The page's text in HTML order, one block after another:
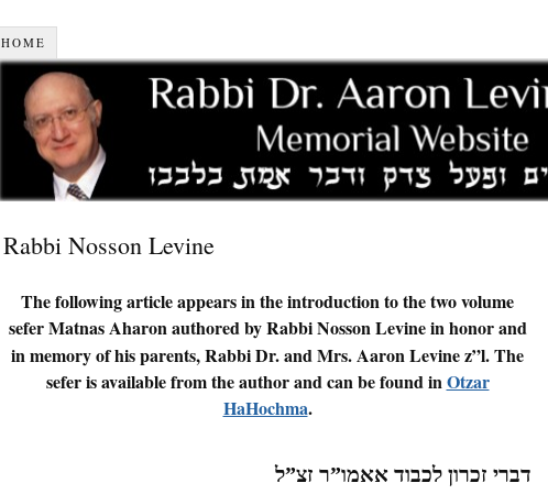
HOME
Rabbi Nosson Levine
The following article appears in the introduction to the two volume
seferMatnas Aharon authored by Rabbi Nosson Levine in honor and
in memory of his parents, Rabbi Dr. and Mrs. Aaron Levine z”l. The
sefer is available from the author and can be found inOtzar
HaHochma.
דברי זכרון לכבוד אאמו”ר זצ”ל